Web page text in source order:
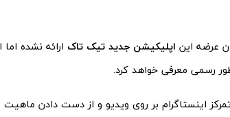
عرضه این اپلیکیشن جدید تیک تاک ارائه نشده
رسمی معرفی خواهد کرد.
اینستاگرام بر روی ویدیو و از دست دادن